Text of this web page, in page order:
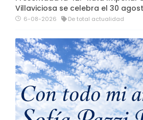
Villaviciosa se celebra el 30
6-08-2026 De total actualidad